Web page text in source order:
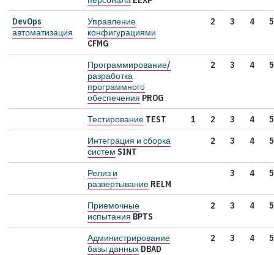
DevOps
автоматизация
Управление
конфигурациями
CFMG
2 3 4 5
Программирование/
разработка
программного
обеспечения PROG
2 3 4 5
Тестирование TEST 1 2 3 4
5
Интеграция и сборка
систем SINT
2 3 4 5
Релиз и
развертывание RELM
3 4 5
Приемочные
испытания BPTS
2 3 4 5
Администрирование
базы данных DBAD
2 3 4 5